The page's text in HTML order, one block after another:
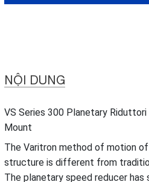
NỘI DUNG
VS Series 300 Planetary Riduttori
Mount
The Varitron method of motion
structure is different from
The planetary speed reducer